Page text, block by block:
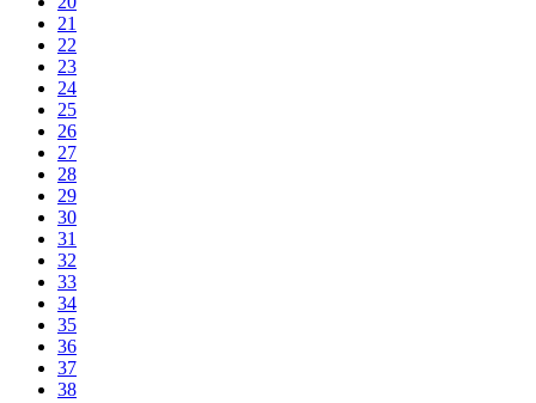
21
22
23
24
25
26
27
28
29
30
31
32
33
34
35
36
37
38